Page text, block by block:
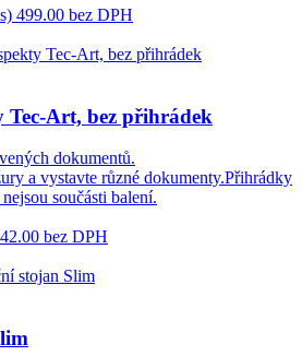
499.00 bez DPH
Tec-Art, bez přihrádek
dokumentů.
a vystavte různé dokumenty.Přihrádky
součásti balení.
bez DPH